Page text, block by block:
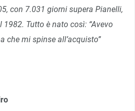
con 7.031 giorni supera Pianelli,
Tutto è nato così: “Avevo
che mi spinse all’acquisto”